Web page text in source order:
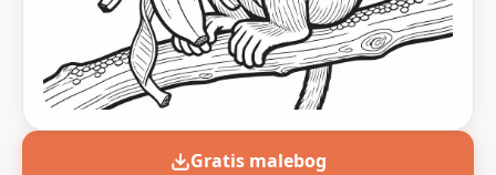
Gratis malebog